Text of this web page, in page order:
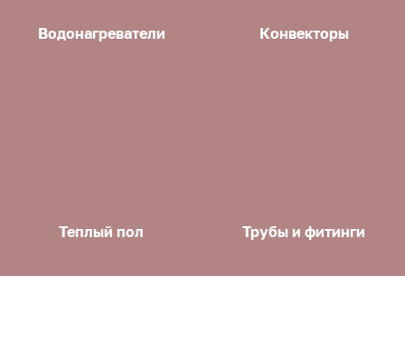
Водонагреватели Конвекторы
Теплый пол Трубы и фитинги